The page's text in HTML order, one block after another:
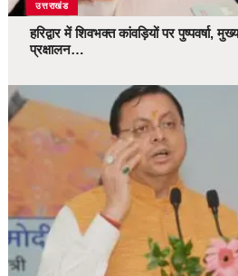
उत्तराखंड
हरिद्वार में शिवभक्त कांवड़ियों पर पुष्पवर्षा,
प्रक्षालन…